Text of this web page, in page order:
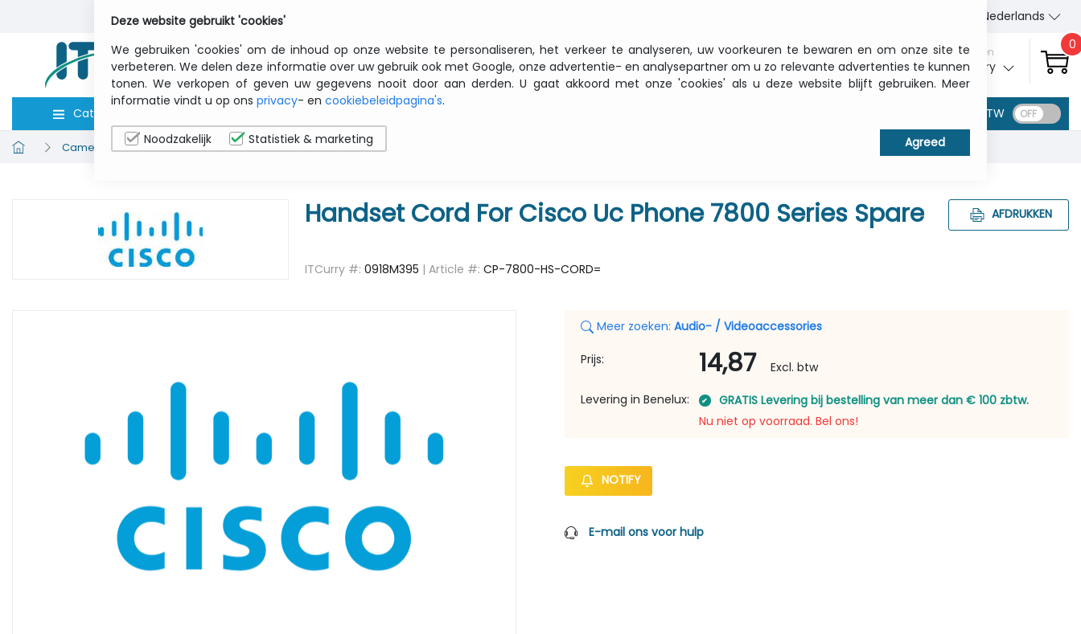
Nederlands
Aanmelden
My ITCurry
0
Categorieën BTW
Cameratassen CISCO CP7800HSCORD= HANDSET CORD
Handset Cord For Cisco Uc Phone 7800 Series Spare
ITCurry #: 0918M395 | Article #: CP-7800-HS-CORD=
AFDRUKKEN
NOTIFY
Meer zoeken: Audio- / Videoaccessories
Prijs: 14,87
Excl. btw
Levering in Benelux:
GRATIS Levering bij bestelling van meer dan € 100 zbtw.
Nu niet op voorraad. Bel ons!
E-mail ons voor hulp
Deze website gebruikt 'cookies'
We gebruiken 'cookies' om de inhoud op onze website te personaliseren, het verkeer te analyseren, uw voorkeuren te bewaren en om onze site te
verbeteren. We delen deze informatie over uw gebruik ook met Google, onze advertentie- en analysepartner om u zo relevante advertenties te kunnen
tonen. We verkopen of geven uw gegevens nooit door aan derden. U gaat akkoord met onze 'cookies' als u deze website blijft gebruiken. Meer
informatie vindt u op ons privacy- en cookiebeleidpagina's.
Noodzakelijk Statistiek & marketing